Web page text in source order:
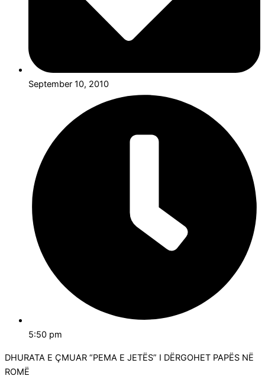
September 10, 2010
5:50 pm
DHURATA E ÇMUAR “PEMA E JETËS” I DËRGOHET PAPËS NË
ROMË